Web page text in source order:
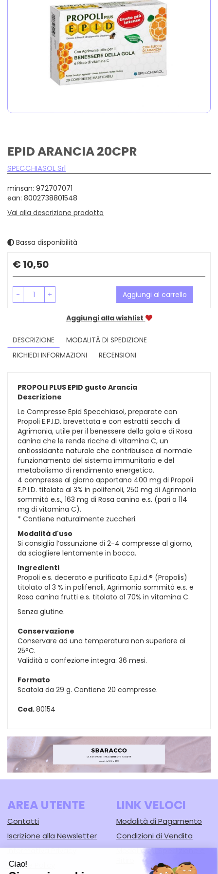
EPID ARANCIA 20CPR
SPECCHIASOL Srl
minsan: 972707071
ean: 8002738801548
Vai alla descrizione prodotto
Bassa disponibilità
Prezzo
€ 10,50
- + Aggiungi al carrello
Aggiungi alla wishlist
DESCRIZIONE
MODALITÀ DI SPEDIZIONE
RICHIEDI INFORMAZIONI
RECENSIONI
PROPOLI PLUS EPID gusto Arancia
Descrizione
Le Compresse Epid Specchiasol, preparate con
Propoli E.P.I.D. brevettata e con estratti secchi di
Agrimonia, utile per il benessere della gola e di Rosa
canina che le rende ricche di vitamina C, un
antiossidante naturale che contribuisce al normale
funzionamento del sistema immunitario e del
metabolismo di rendimento energetico.
4 compresse al giorno apportano 400 mg di Propoli
E.P.I.D. titolata al 3% in polifenoli, 250 mg di Agrimonia
sommità e.s., 163 mg di Rosa canina e.s. (pari a 114
mg di vitamina C).
* Contiene naturalmente zuccheri.
Modalità d'uso
Si consiglia l’assunzione di 2-4 compresse al giorno,
da sciogliere lentamente in bocca.
Ingredienti
Propoli e.s. decerato e purificato E.p.i.d.® (Propolis)
titolato al 3 % in polifenoli, Agrimonia sommità e.s. e
Rosa canina frutti e.s. titolato al 70% in vitamina C.
Senza glutine.
Conservazione
Conservare ad una temperatura non superiore ai
25°C.
Validità a confezione integra: 36 mesi.
Formato
Scatola da 29 g. Contiene 20 compresse.
Cod.80154
AREA UTENTE
Contatti
Iscrizione alla Newsletter
Informativa Privacy
Cookie Policy
LINK VELOCI
Modalità di Pagamento
Condizioni di Vendita
Modalità di Spedizione e